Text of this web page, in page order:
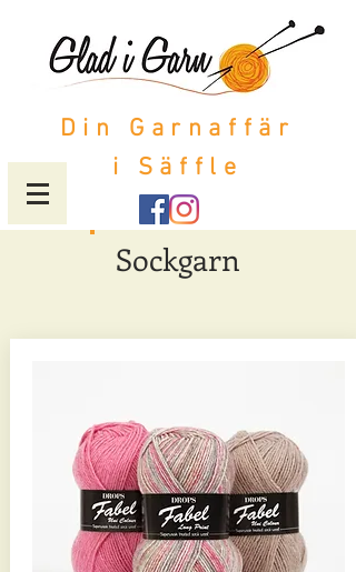
Din Garnaffär
i Säffle
Sockgarn